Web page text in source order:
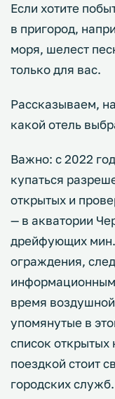
Если хотите
в пригород,
моря, шелест
только для вас.
Рассказываем,
какой отель
Важно: с 2022
купаться
открытых и
— в акватории
дрейфующих мин.
ограждения,
информационным
время
упомянутые в
список открытых
поездкой стоит
городских служб.